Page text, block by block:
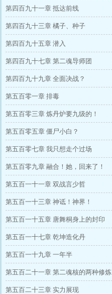
第四百九十一章 抵达前线
第四百九十三章 橘子、种子
第四百九十五章 潜入
第四百九十七章 第二魂导师团
第四百九十九章 全面决战？
第五百零一章 排毒
第五百零三章 炼丹炉要九级的！
第五百零五章 僵尸小白？
第五百零七章 我只想走个过场
第五百零九章 融合！她，回来了！
第五百一十一章 双战言少哲
第五百一十三章 神诋！神界！
第五百一十五章 唐舞桐身上的封印
第五百一十七章 乾坤造化丹
第五百一十九章 一年半
第五百二十一章 第二魂核的两种修炼
方式
第五百二十三章 实力展现